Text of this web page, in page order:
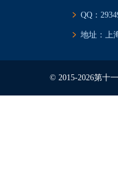
QQ：
地址：上
© 2015-2026第十